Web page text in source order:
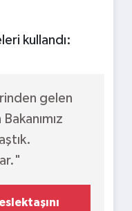
kullandı:
gelen